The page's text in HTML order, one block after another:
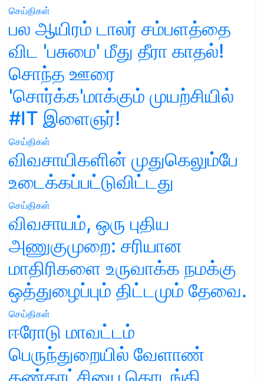
செய்திகள்
பல ஆயிரம் டாலர் சம்பளத்தை
விட 'பசுமை' மீது தீரா காதல்!
சொந்த ஊரை
'சொர்க்க'மாக்கும் முயற்சியில்
#IT இளைஞர்!
செய்திகள்
விவசாயிகளின் முதுகெலும்பே
உடைக்கப்பட்டுவிட்டது
செய்திகள்
விவசாயம், ஒரு புதிய
அணுகுமுறை: சரியான
மாதிரிகளை உருவாக்க நமக்கு
ஒத்துழைப்பும் திட்டமும் தேவை.
செய்திகள்
ஈரோடு மாவட்டம்
பெருந்துறையில் வேளாண்